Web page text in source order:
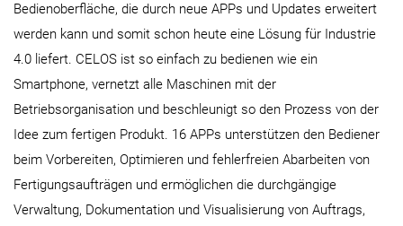
Bedienoberfläche, die durch neue APPs und Updates erweitert
werden kann und somit schon heute eine Lösung für Industrie
4.0 liefert. CELOS ist so einfach zu bedienen wie ein
Smartphone, vernetzt alle Maschinen mit der
Betriebsorganisation und beschleunigt so den Prozess von der
Idee zum fertigen Produkt. 16 APPs unterstützen den Bediener
beim Vorbereiten, Optimieren und fehlerfreien Abarbeiten von
Fertigungsaufträgen und ermöglichen die durchgängige
Verwaltung, Dokumentation und Visualisierung von Auftrags­,